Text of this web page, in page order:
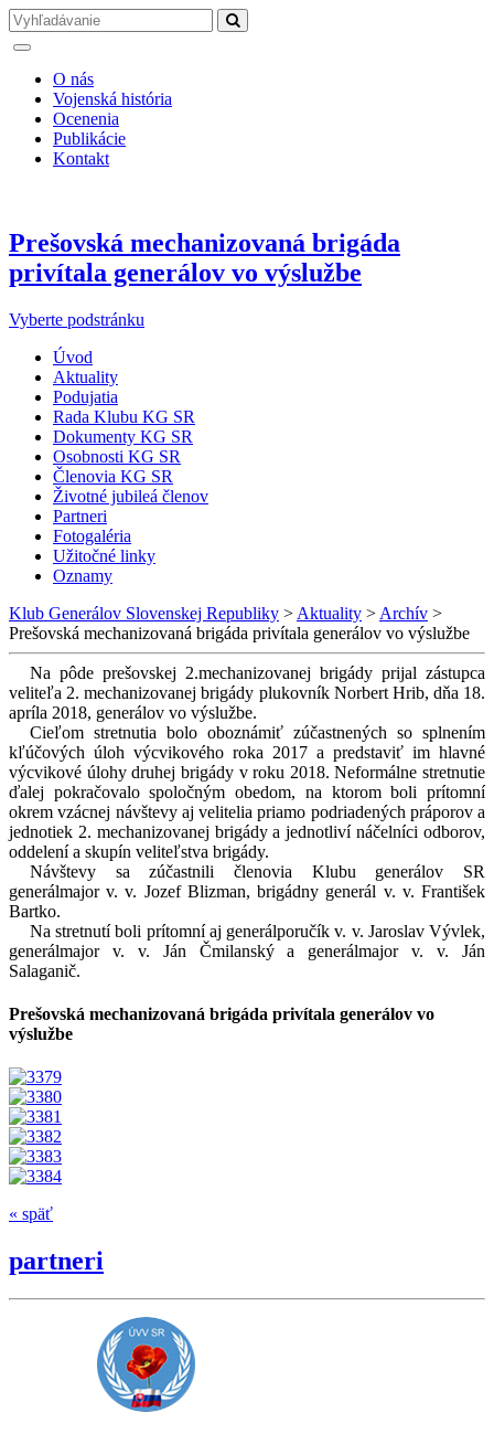
O nás
Vojenská história
Ocenenia
Publikácie
Kontakt
Prešovská mechanizovaná brigáda
privítala generálov vo výslužbe
Vyberte podstránku
Úvod
Aktuality
Podujatia
Rada Klubu KG SR
Dokumenty KG SR
Osobnosti KG SR
Členovia KG SR
Životné jubileá členov
Partneri
Fotogaléria
Užitočné linky
Oznamy
Klub Generálov Slovenskej Republiky > Aktuality > Archív >
Prešovská mechanizovaná brigáda privítala generálov vo výslužbe
Na pôde prešovskej 2.mechanizovanej brigády prijal zástupca
veliteľa 2. mechanizovanej brigády plukovník Norbert Hrib, dňa 18.
apríla 2018, generálov vo výslužbe.
Cieľom stretnutia bolo oboznámiť zúčastnených so splnením
kľúčových úloh výcvikového roka 2017 a predstaviť im hlavné
výcvikové úlohy druhej brigády v roku 2018. Neformálne stretnutie
ďalej pokračovalo spoločným obedom, na ktorom boli prítomní
okrem vzácnej návštevy aj velitelia priamo podriadených práporov a
jednotiek 2. mechanizovanej brigády a jednotliví náčelníci odborov,
oddelení a skupín veliteľstva brigády.
Návštevy sa zúčastnili členovia Klubu generálov SR
generálmajor v. v. Jozef Blizman, brigádny generál v. v. František
Bartko.
Na stretnutí boli prítomní aj generálporučík v. v. Jaroslav Vývlek,
generálmajor v. v. Ján Čmilanský a generálmajor v. v. Ján
Salaganič.
Prešovská mechanizovaná brigáda privítala generálov vo
výslužbe
« späť
partneri